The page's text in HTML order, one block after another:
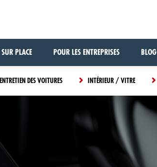
SUR PLACE POUR LES ENTREPRISES BLOG
ENTRETIEN DES VOITURES INTÉRIEUR / VITRE